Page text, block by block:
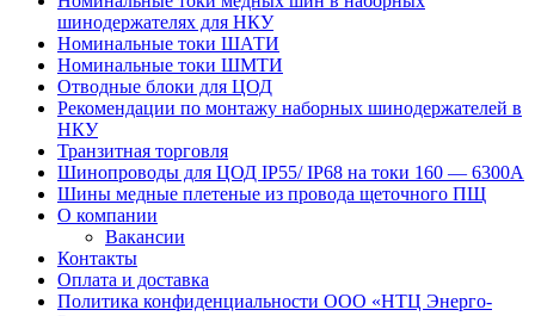
шинодержателях для НКУ
Номинальные токи ШАТИ
Номинальные токи ШМТИ
Отводные блоки для ЦОД
Рекомендации по монтажу наборных шинодержателей в
НКУ
Транзитная торговля
Шинопроводы для ЦОД IP55/ IP68 на токи 160 — 6300А
Шины медные плетеные из провода щеточного ПЩ
О компании
Вакансии
Контакты
Оплата и доставка
Политика конфиденциальности ООО «НТЦ Энерго-